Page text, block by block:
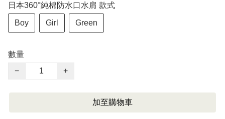
日本360°純棉防水口水肩 款式
Boy Girl Green
數量
−
+
加至購物車